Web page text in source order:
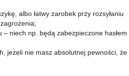
albo łatwy zarobek przy rozsyłaniu
niech np. będą zabezpieczone hasłem
jeżeli nie masz absolutnej pewności, że